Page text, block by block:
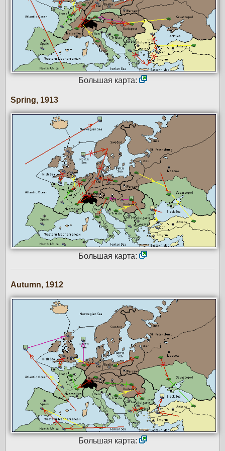
Большая карта:
Spring, 1913
Большая карта:
Autumn, 1912
Большая карта: